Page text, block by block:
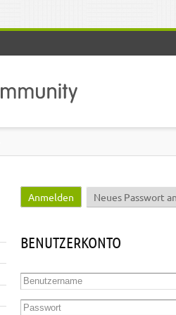
Haupt-Reiter
Anmelden (aktiver Reiter)
Neues Passwort
BENUTZERKONTO
Benutzername
Passwort